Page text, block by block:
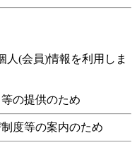
人(会員)情報を利用しま
の提供のため
度等の案内のため